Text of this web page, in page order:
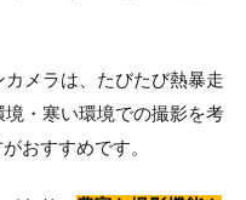
メラは、たびたび熱暴走
・寒い環境での撮影を考
おすすめです。